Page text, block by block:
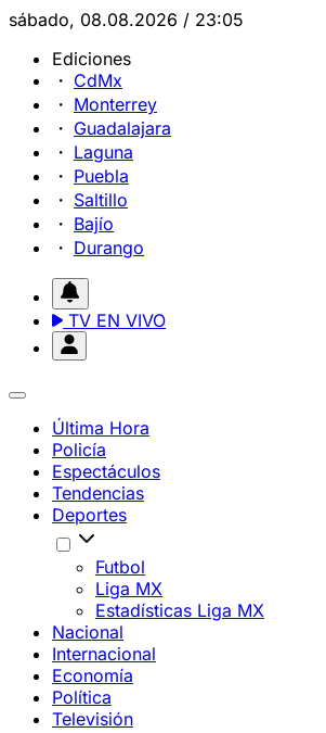
sábado, 08.08.2026 / 23:05
Ediciones
CdMx
Monterrey
Guadalajara
Laguna
Puebla
Saltillo
Bajío
Durango
TV EN VIVO
Última Hora
Policía
Espectáculos
Tendencias
Deportes
Futbol
Liga MX
Estadísticas Liga MX
Nacional
Internacional
Economía
Política
Televisión